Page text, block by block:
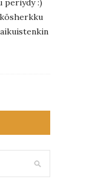
periydy :)